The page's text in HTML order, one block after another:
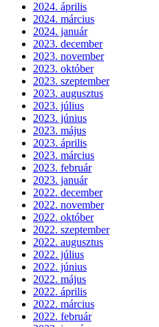
2024. április
2024. március
2024. január
2023. december
2023. november
2023. október
2023. szeptember
2023. augusztus
2023. július
2023. június
2023. május
2023. április
2023. március
2023. február
2023. január
2022. december
2022. november
2022. október
2022. szeptember
2022. augusztus
2022. július
2022. június
2022. május
2022. április
2022. március
2022. február